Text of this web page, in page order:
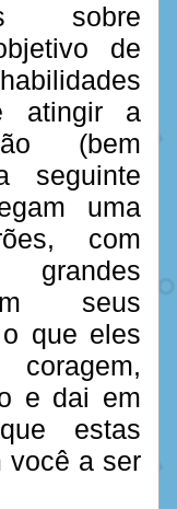
sobre
de
atingir a
(bem
seguinte
uma
com
seus
que eles
e dai em
estas
a ser